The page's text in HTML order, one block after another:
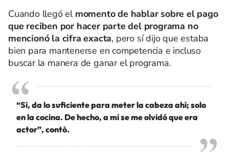
Cuando llegó el momento de hablar sobre el pago
que reciben por hacer parte del programa no
mencionó la cifra exacta, pero sí dijo que estaba
bien para mantenerse en competencia e incluso
buscar la manera de ganar el programa.
“Sí, da lo suficiente para meter la cabeza ahí; solo
en la cocina. De hecho, a mí se me olvidó que era
actor”, contó.